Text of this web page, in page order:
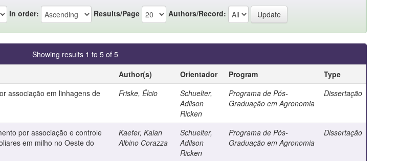
In order: Results/Page Authors/Record:
Showing results 1 to 5 of 5
Author(s) Orientador Program
Type
associação em linhagens de
Friske, Élcio
Schuelter,
Adilson
Ricken
Programa de Pós-
Graduação em Agronomia
Dissertação
por associação e controle
em milho no Oeste do
Kaefer, Kaian
Albino Corazza
Schuelter,
Adilson
Ricken
Programa de Pós-
Graduação em Agronomia
Dissertação